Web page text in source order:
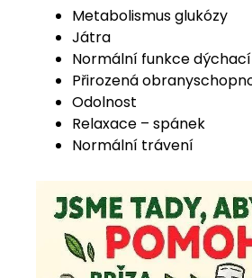
Metabolismus glukózy
Játra
Normální funkce
Přirozená
Odolnost
Relaxace – spánek
Normální trávení